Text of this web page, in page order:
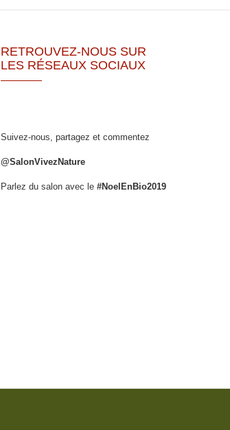
RETROUVEZ-NOUS SUR
LES RÉSEAUX SOCIAUX
Suivez-nous, partagez et commentez
@SalonVivezNature
Parlez du salon avec le #NoelEnBio2019